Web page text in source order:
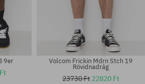
9er Volcom Frickin Mdrn Stch 19
Rövidnadrág
23730 Ft 22820 Ft